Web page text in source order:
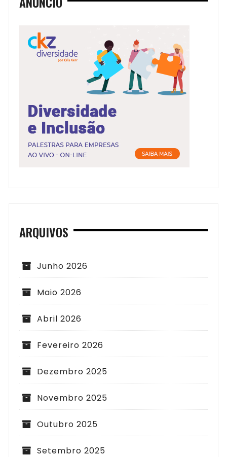
ARQUIVOS
Junho 2026
Maio 2026
Abril 2026
Fevereiro 2026
Dezembro 2025
Novembro 2025
Outubro 2025
Setembro 2025